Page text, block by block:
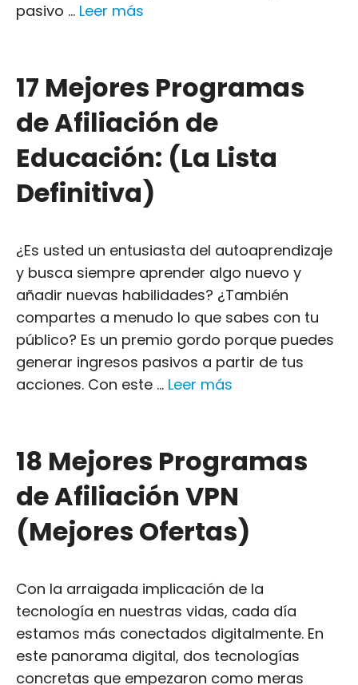
pasivo ... Leer más
17 Mejores Programas
de Afiliación de
Educación: (La Lista
Definitiva)
¿Es usted un entusiasta del autoaprendizaje
y busca siempre aprender algo nuevo y
añadir nuevas habilidades? ¿También
compartes a menudo lo que sabes con tu
público? Es un premio gordo porque puedes
generar ingresos pasivos a partir de tus
acciones. Con este ... Leer más
18 Mejores Programas
de Afiliación VPN
(Mejores Ofertas)
Con la arraigada implicación de la
tecnología en nuestras vidas, cada día
estamos más conectados digitalmente. En
este panorama digital, dos tecnologías
concretas que empezaron como meras